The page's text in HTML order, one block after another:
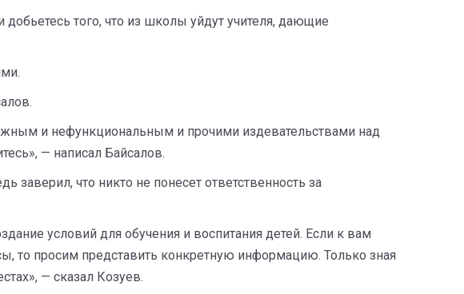
того, что из школы уйдут учителя, дающие
и нефункциональным и прочими издевательствами над
— написал Байсалов.
что никто не понесет ответственность за
условий для обучения и воспитания детей. Если к вам
то просим представить конкретную информацию. Только зная
— сказал Козуев.